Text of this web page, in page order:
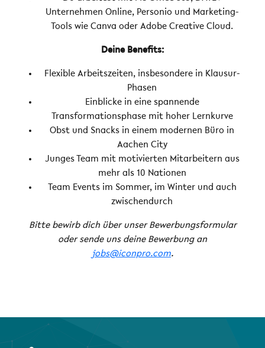
Unternehmen Online, Personio und Marketing-
Tools wie Canva oder Adobe Creative Cloud.
Deine Benefits:
Flexible Arbeitszeiten, insbesondere in Klausur-
Phasen
Einblicke in eine spannende
Transformationsphase mit hoher Lernkurve
Obst und Snacks in einem modernen Büro in
Aachen City
Junges Team mit motivierten Mitarbeitern aus
mehr als 10 Nationen
Team Events im Sommer, im Winter und auch
zwischendurch
Bitte bewirb dich über unser Bewerbungsformular
oder sende uns deine Bewerbung an
jobs@iconpro.com.